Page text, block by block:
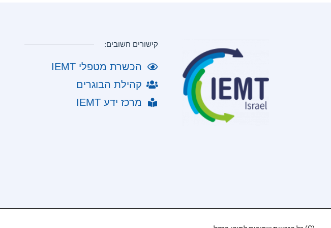
קישורים חשובים:
הכשרת מטפלי IEMT
קהילת הבוגרים
מרכז ידע IEMT